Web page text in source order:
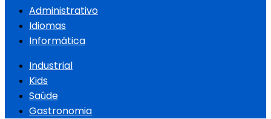
Administrativo
Idiomas
Informática
Industrial
Kids
Saúde
Gastronomia